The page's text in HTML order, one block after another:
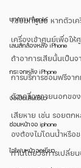
บทความ Apple
เลนส์กล้องหลัง iPhone
กระจกหลัง iPhone
จอเป็นเส้นเขียว
ซ่อมหน้าจอ iphone
ไอโฟนหน้าจอเขียว
1.ซ่อมที่ศูนย์ หากตัวเ
เครื่องเข้าศูนย์เพื่อใ
ถ้าอาการเสียนั้นเป็น
การบริการซ่อมฟรีจา
ตัวเครื่องภายนอกขอ
เสียหาย เช่น รอยตก
องต้องไม่โดนน้ำหรือ
ท่านโดยวิธีการเปลี่ย